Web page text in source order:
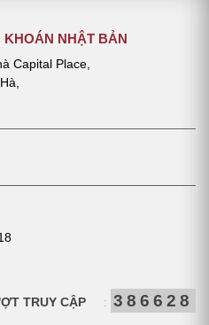
KHOÁN NHẬT BẢN
Capital Place,
TRUY CẬP
: 386628